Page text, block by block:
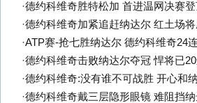
·德约科维奇胜特松加 首进温网决赛
·德约科维奇加紧追赶纳达尔 红土场
·ATP赛-抢七胜纳达尔 德约科维奇24
·德约科维奇击败纳达尔夺冠 悍将已
·德约科维奇:没有谁不可战胜 开心和
·德约科维奇戴三层隐形眼镜 难阻挡